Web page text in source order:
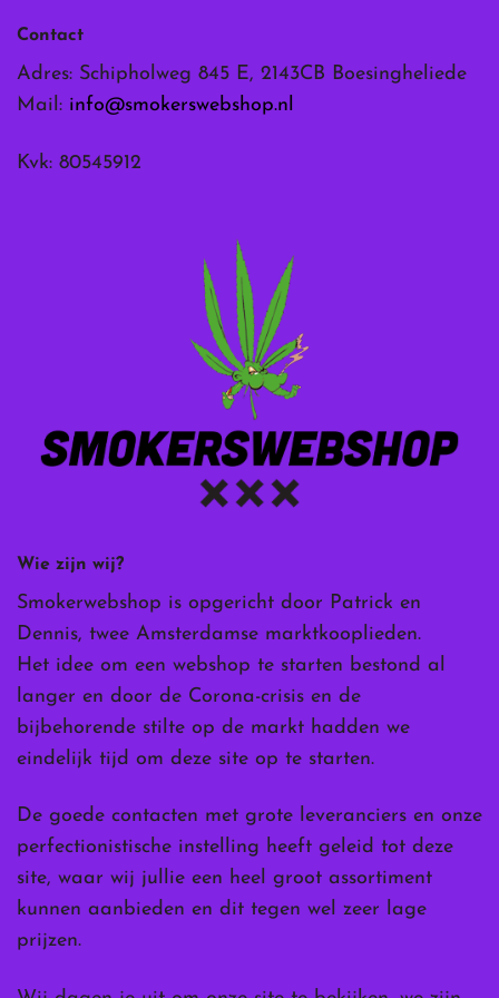
Wie zijn wij?
Smokerwebshop is opgericht door Patrick en
Dennis, twee Amsterdamse marktkooplieden.
Het idee om een webshop te starten bestond al
langer en door de Corona-crisis en de
bijbehorende stilte op de markt hadden we
eindelijk tijd om deze site op te starten.
De goede contacten met grote leveranciers en onze
perfectionistische instelling heeft geleid tot deze
site, waar wij jullie een heel groot assortiment
kunnen aanbieden en dit tegen wel zeer lage
prijzen.
Contact
Adres: Schipholweg 845 E, 2143CB Boesingheliede
Mail: info@smokerswebshop.nl
Kvk: 80545912